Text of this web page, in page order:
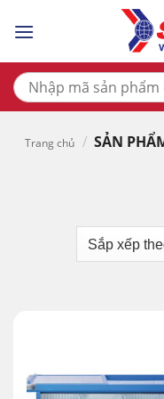
Tìm
kiếm:
Trang chủ / SẢN